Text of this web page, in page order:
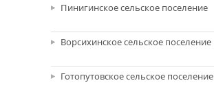
Пинигинское сельское поселение
Ворсихинское сельское поселение
Готопутовское сельское поселение